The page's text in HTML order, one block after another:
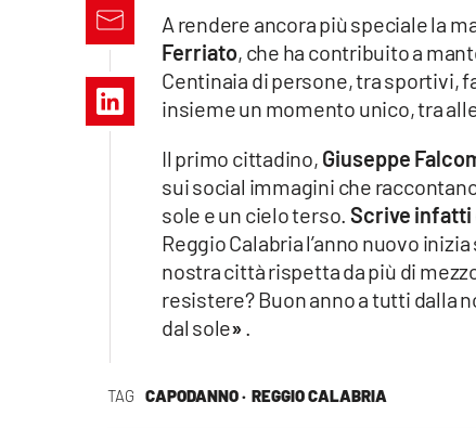
Vai
TAG CAPODANNO · REGGIO CALABRIA
A rendere ancora più speciale la
Ferriato, che ha contribuito a
Centinaia di persone, tra sportivi,
insieme un momento unico, tra
Il primo cittadino, Giuseppe
sui social immagini che
sole e un cielo terso. Scrive infatti
Reggio Calabria l’anno nuovo
nostra città rispetta da più di
resistere? Buon anno a tutti dalla
dal sole».